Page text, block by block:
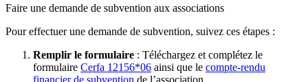
Faire une demande de subvention aux associations
Pour effectuer une demande de subvention, suivez ces étapes :
Remplir le formulaire : Téléchargez et complétez le
formulaire Cerfa 12156*06 ainsi que le compte-rendu
financier de subvention de l’association.